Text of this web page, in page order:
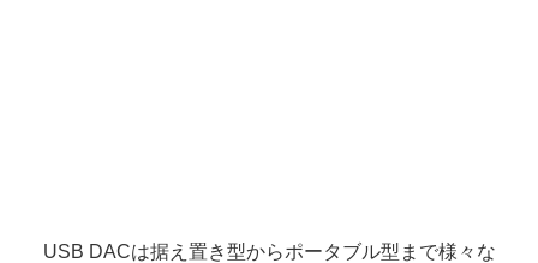
USB DACは据え置き型からポータブル型まで様々な